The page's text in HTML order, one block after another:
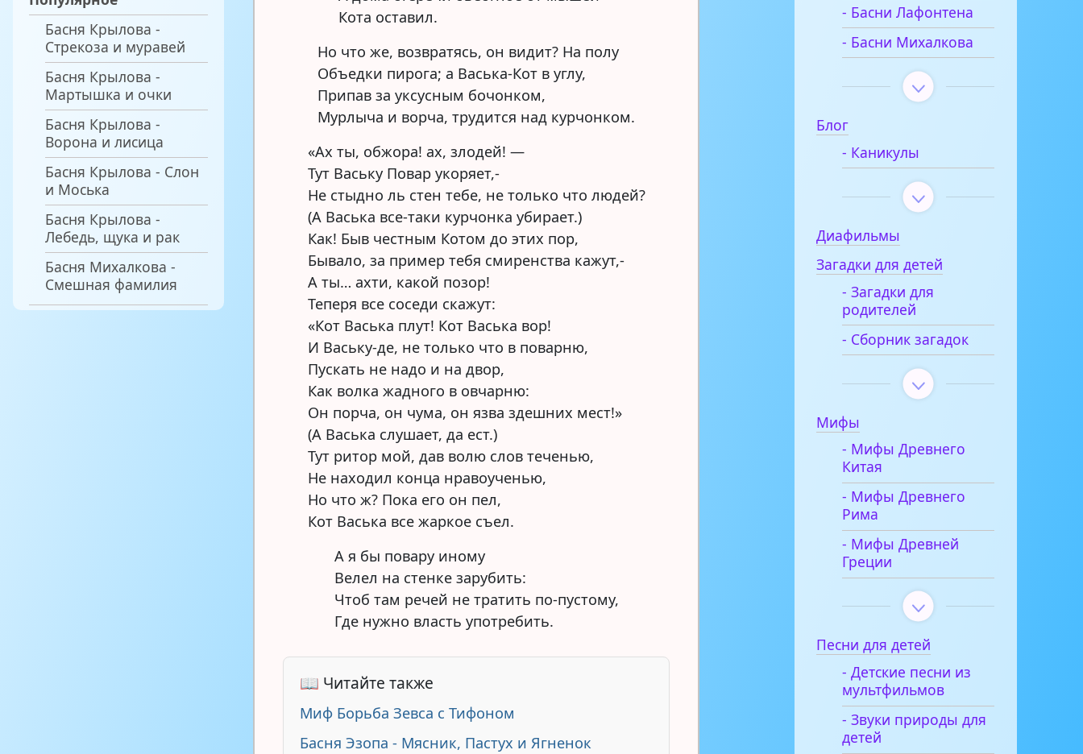
Басня Крылова -
Стрекоза и муравей
Басня Крылова -
Мартышка и очки
Басня Крылова -
Ворона и лисица
Басня Крылова - Слон
и Моська
Басня Крылова -
Лебедь, щука и рак
Басня Михалкова -
Смешная фамилия
Кота оставил.
Но что же, возвратясь, он видит? На полу
Объедки пирога; а Васька-Кот в углу,
Припав за уксусным бочонком,
Мурлыча и ворча, трудится над курчонком.
«Ах ты, обжора! ах, злодей! —
Тут Ваську Повар укоряет,-
Не стыдно ль стен тебе, не только что людей?
(А Васька все-таки курчонка убирает.)
Как! Быв честным Котом до этих пор,
Бывало, за пример тебя смиренства кажут,-
А ты… ахти, какой позор!
Теперя все соседи скажут:
«Кот Васька плут! Кот Васька вор!
И Ваську-де, не только что в поварню,
Пускать не надо и на двор,
Как волка жадного в овчарню:
Он порча, он чума, он язва здешних мест!»
(А Васька слушает, да ест.)
Тут ритор мой, дав волю слов теченью,
Не находил конца нравоученью,
Но что ж? Пока его он пел,
Кот Васька все жаркое съел.
А я бы повару иному
Велел на стенке зарубить:
Чтоб там речей не тратить по-пустому,
Где нужно власть употребить.
📖 Читайте также
Миф Борьба Зевса с Тифоном
Басня Эзопа - Мясник, Пастух и Ягненок
- Басни Лафонтена
- Басни Михалкова
Блог
- Каникулы
Диафильмы
Загадки для детей
- Загадки для
родителей
- Сборник загадок
Мифы
- Мифы Древнего
Китая
- Мифы Древнего
Рима
- Мифы Древней
Греции
Песни для детей
- Детские песни из
мультфильмов
- Звуки природы для
детей